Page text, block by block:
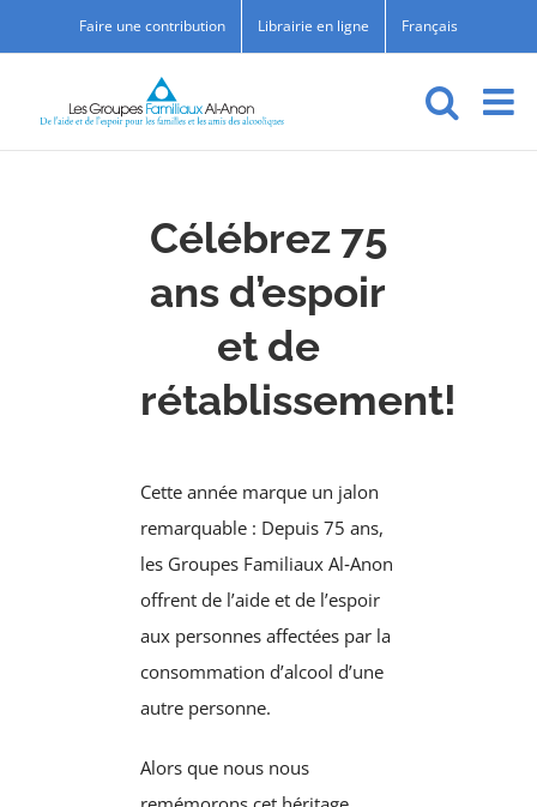
to
Faire une contribution Librairie en ligne Français
Célébrez 75
ans d’espoir
et de
rétablissement!
Cette année marque un jalon
remarquable : Depuis 75 ans,
les Groupes Familiaux Al‑Anon
offrent de l’aide et de l’espoir
aux personnes affectées par la
consommation d’alcool d’une
autre personne.
Alors que nous nous